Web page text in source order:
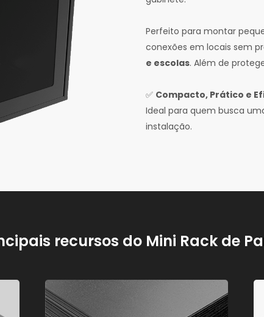
Perfeito para montar
conexões em locais sem
e escolas. Além de
✅ Compacto, Prático e
Ideal para quem busca
instalação.
recursos do Mini Rack de